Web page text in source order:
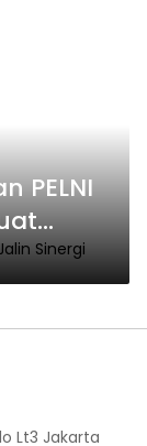
PELNI
Lt3 Jakarta